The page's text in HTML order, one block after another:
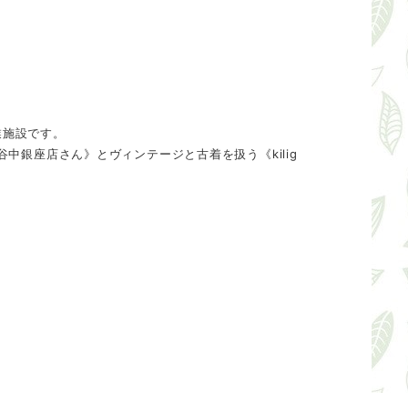
設です。
銀座店さん》とヴィンテージと古着を扱う《kilig